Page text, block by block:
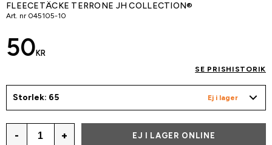
FLEECETÄCKE TERRONE JH COLLECTION®
Art. nr 045105-10
50 KR
SE PRISHISTORIK
Storlek: 65 Ej i lager
- + EJ I LAGER ONLINE